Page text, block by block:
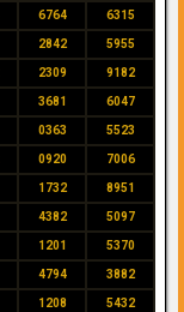
6764 6315
2842 5955
2309 9182
3681 6047
0363 5523
0920 7006
1732 8951
4382 5097
1201 5370
4794 3882
1208 5432